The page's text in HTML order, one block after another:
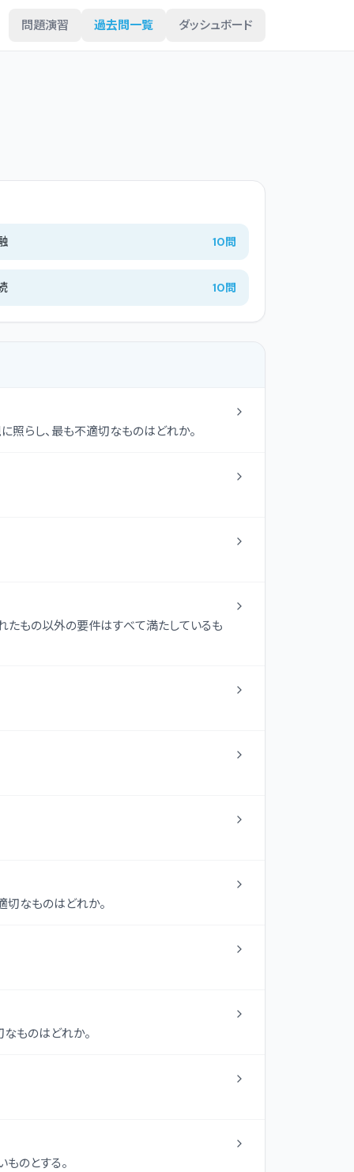
問題演習 過去問一覧 ダッシュボード
10問
10問
照らし、最も不適切なものはどれか。
たもの以外の要件はすべて満たしているも
なものはどれか。
ものはどれか。
のとする。